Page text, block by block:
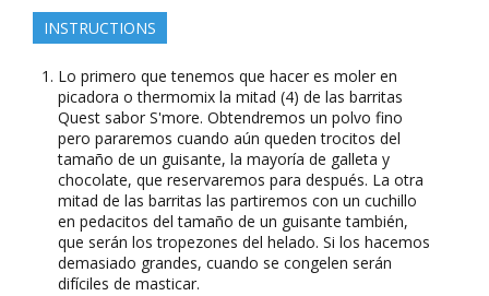
INSTRUCTIONS
Lo primero que tenemos que hacer es moler en
picadora o thermomix la mitad (4) de las barritas
Quest sabor S'more. Obtendremos un polvo fino
pero pararemos cuando aún queden trocitos del
tamaño de un guisante, la mayoría de galleta y
chocolate, que reservaremos para después. La otra
mitad de las barritas las partiremos con un cuchillo
en pedacitos del tamaño de un guisante también,
que serán los tropezones del helado. Si los hacemos
demasiado grandes, cuando se congelen serán
difíciles de masticar.